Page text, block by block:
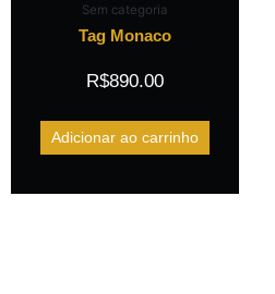
Sem categoria
Tag Monaco
R$890.00
Adicionar ao carrinho